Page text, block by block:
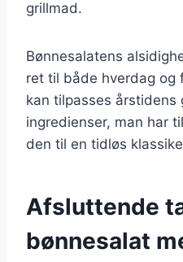
grillmad.
Bønnesalatens
ret til både hverdag og
kan tilpasses årstidens
ingredienser, man har
den til en tidløs
Afsluttende
bønnesalat